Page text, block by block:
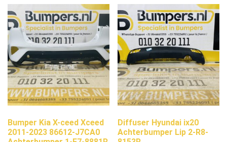
Bumper Kia X-ceed Xceed
2011-2023 86612-J7CA0
Diffuser Hyundai ix20
Achterbumper Lip 2-R8-